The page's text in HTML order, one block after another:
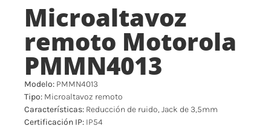
Microaltavoz
remoto Motorola
PMMN4013
Modelo: PMMN4013
Tipo: Microaltavoz remoto
Características: Reducción de ruido, Jack de 3,5mm
Certificación IP: IP54